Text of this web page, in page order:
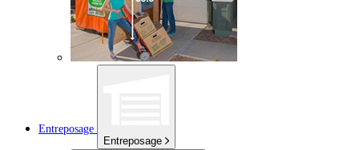
Entreposage
Entreposage